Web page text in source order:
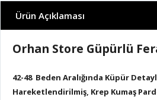
Ürün Açıklaması
Orhan Store Güpürlü
42-48 Beden Aralığında Küpür
Hareketlendirilmiş, Krep Kumaş